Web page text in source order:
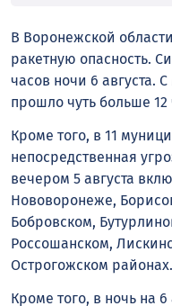
В Воронежской
ракетную опасность.
часов ночи 6 августа.
прошло чуть больше 12
Кроме того, в 11
непосредственная
вечером 5 августа
Нововоронеже,
Бобровском,
Россошанском,
Острогожском районах.
Кроме того, в ночь на